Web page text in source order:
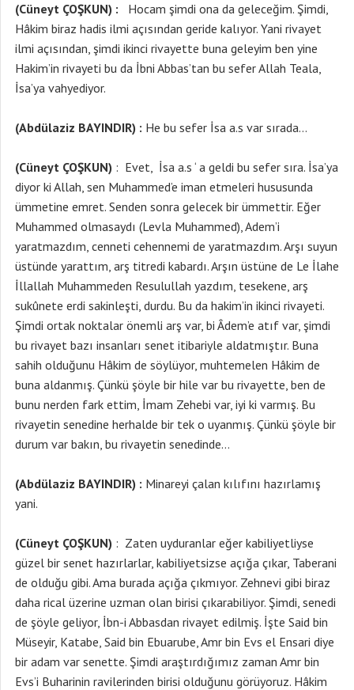
(Cüneyt ÇOŞKUN) :
Hocam şimdi ona da geleceğim. Şimdi,
Hâkim biraz hadis ilmi açısından geride kalıyor. Yani rivayet
ilmi açısından, şimdi ikinci rivayette buna geleyim ben yine
Hakim’in rivayeti bu da İbni Abbas’tan bu sefer Allah Teala,
İsa’ya vahyediyor.
(Abdülaziz BAYINDIR) : He bu sefer İsa a.s var sırada…
(Cüneyt ÇOŞKUN) : Evet, İsa a.s ‘ a geldi bu sefer sıra. İsa’ya
diyor ki Allah, sen Muhammed’e iman etmeleri hususunda
ümmetine emret. Senden sonra gelecek bir ümmettir. Eğer
Muhammed olmasaydı (Levla Muhammed), Adem’i
yaratmazdım, cenneti cehennemi de yaratmazdım. Arşı suyun
üstünde yarattım, arş titredi kabardı. Arşın üstüne de Le İlahe
İllallah Muhammeden Resulullah yazdım, tesekene, arş
sukûnete erdi sakinleşti, durdu. Bu da hakim’in ikinci rivayeti.
Şimdi ortak noktalar önemli arş var, bi Âdem’e atıf var, şimdi
bu rivayet bazı insanları senet itibariyle aldatmıştır. Buna
sahih olduğunu Hâkim de söylüyor, muhtemelen Hâkim de
buna aldanmış. Çünkü şöyle bir hile var bu rivayette, ben de
bunu nerden fark ettim, İmam Zehebi var, iyi ki varmış. Bu
rivayetin senedine herhalde bir tek o uyanmış. Çünkü şöyle bir
durum var bakın, bu rivayetin senedinde…
(Abdülaziz BAYINDIR) : Minareyi çalan kılıfını hazırlamış
yani.
(Cüneyt ÇOŞKUN) : Zaten uyduranlar eğer kabiliyetliyse
güzel bir senet hazırlarlar, kabiliyetsizse açığa çıkar, Taberani
de olduğu gibi. Ama burada açığa çıkmıyor. Zehnevi gibi biraz
daha rical üzerine uzman olan birisi çıkarabiliyor. Şimdi, senedi
de şöyle geliyor, İbn-i Abbasdan rivayet edilmiş. İşte Said bin
Müseyir, Katabe, Said bin Ebuarube, Amr bin Evs el Ensari diye
bir adam var senette. Şimdi araştırdığımız zaman Amr bin
Evs’i Buharinin ravilerinden birisi olduğunu görüyoruz. Hâkim